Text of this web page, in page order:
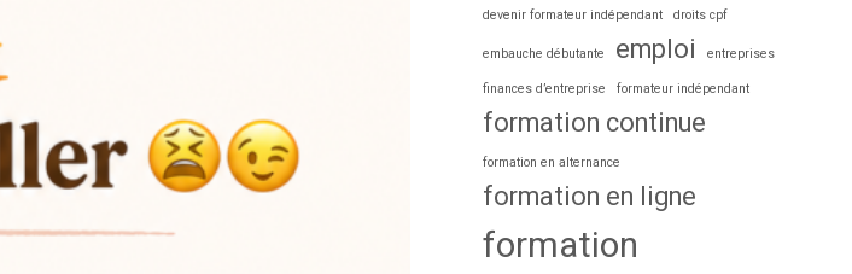
devenir formateur indépendant droits cpf
embauche débutante emploi entreprises
finances d’entreprise formateur indépendant
formation continue
formation en alternance
formation en ligne
formation